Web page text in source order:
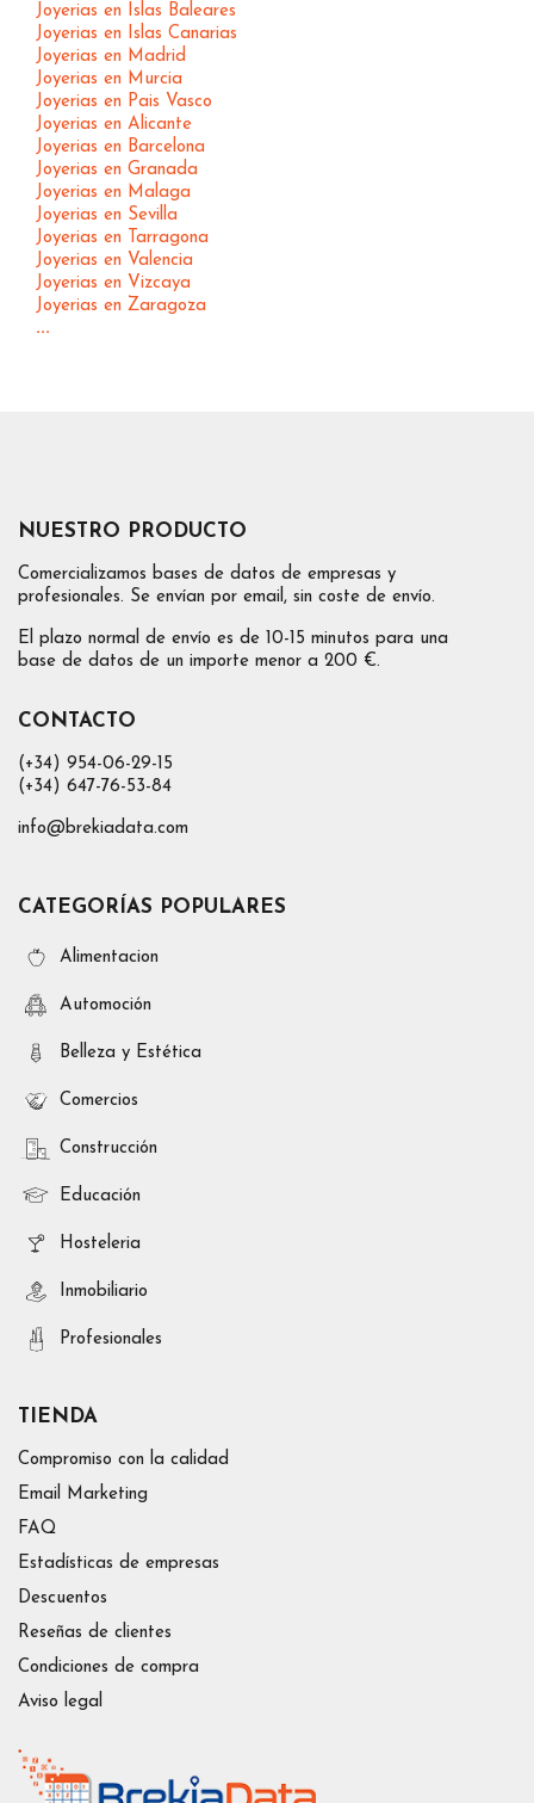
Joyerias en Islas Baleares
Joyerias en Islas Canarias
Joyerias en Madrid
Joyerias en Murcia
Joyerias en Pais Vasco
Joyerias en Alicante
Joyerias en Barcelona
Joyerias en Granada
Joyerias en Malaga
Joyerias en Sevilla
Joyerias en Tarragona
Joyerias en Valencia
Joyerias en Vizcaya
Joyerias en Zaragoza
...
NUESTRO PRODUCTO
Comercializamos bases de datos de empresas y
profesionales. Se envían por email, sin coste de envío.
El plazo normal de envío es de 10-15 minutos para una
base de datos de un importe menor a 200 €.
CONTACTO
(+34) 954-06-29-15
(+34) 647-76-53-84
info@brekiadata.com
CATEGORÍAS POPULARES
Alimentacion
Automoción
Belleza y Estética
Comercios
Construcción
Educación
Hosteleria
Inmobiliario
Profesionales
TIENDA
Compromiso con la calidad
Email Marketing
FAQ
Estadísticas de empresas
Descuentos
Reseñas de clientes
Condiciones de compra
Aviso legal